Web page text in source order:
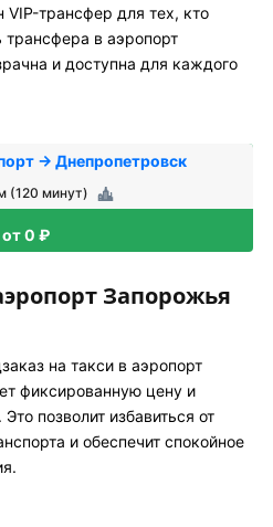
трансфер для тех, кто
в аэропорт
и доступна для каждого
→ Днепропетровск
(120 минут)
от 0 ₽
Запорожья
на такси в аэропорт
фиксированную цену и
позволит избавиться от
и обеспечит спокойное